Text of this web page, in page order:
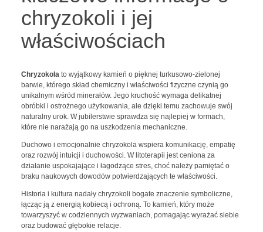
chryzokoli i jej
właściwościach
Chryzokolato wyjątkowy kamień o pięknej turkusowo-zielonej
barwie, którego skład chemiczny i właściwości fizyczne czynią go
unikalnym wśród minerałów. Jego kruchość wymaga delikatnej
obróbki i ostrożnego użytkowania, ale dzięki temu zachowuje swój
naturalny urok. W jubilerstwie sprawdza się najlepiej w formach,
które nie narażają go na uszkodzenia mechaniczne.
Duchowo i emocjonalnie chryzokola wspiera komunikację, empatię
oraz rozwój intuicji i duchowości. W litoterapii jest ceniona za
działanie uspokajające i łagodzące stres, choć należy pamiętać o
braku naukowych dowodów potwierdzających te właściwości.
Historia i kultura nadały chryzokoli bogate znaczenie symboliczne,
łącząc ją z energią kobiecą i ochroną. To kamień, który może
towarzyszyć w codziennych wyzwaniach, pomagając wyrażać siebie
oraz budować głębokie relacje.